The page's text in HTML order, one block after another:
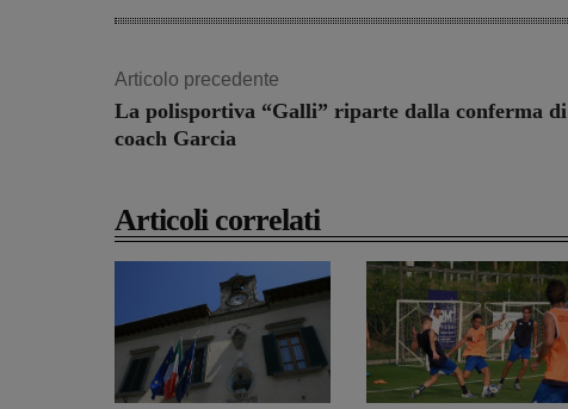
Articolo precedente
La polisportiva “Galli” riparte dalla conferma di
coach Garcia
Articoli correlati